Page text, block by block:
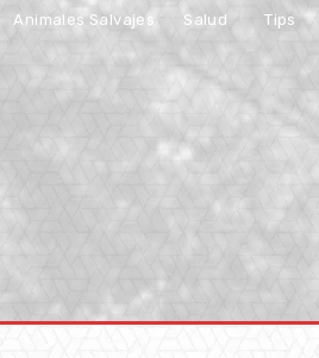
Animales Salvajes Salud Tips